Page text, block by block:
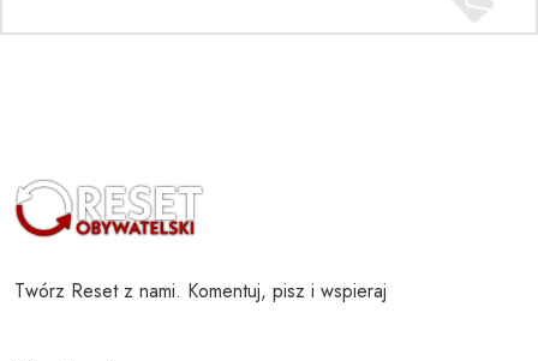
Twórz Reset z nami. Komentuj, pisz i wspieraj